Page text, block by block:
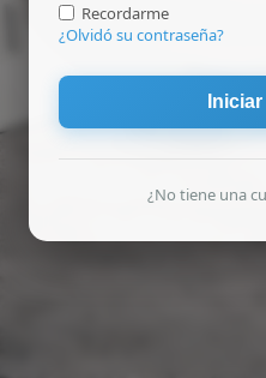
Recordarme
¿Olvidó su contraseña?
¿No tiene una